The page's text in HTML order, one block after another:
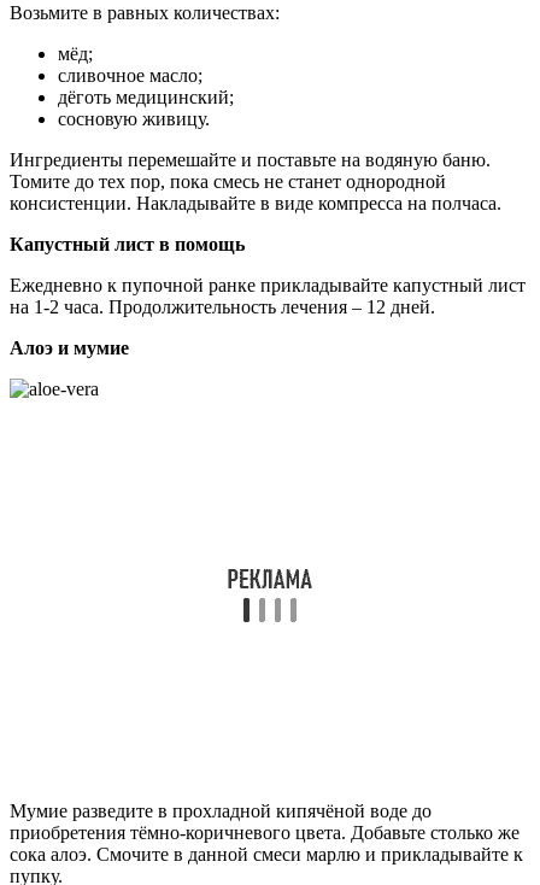
Возьмите в равных количествах:
мёд;
сливочное масло;
дёготь медицинский;
сосновую живицу.
Ингредиенты перемешайте и поставьте на водяную баню.
Томите до тех пор, пока смесь не станет однородной
консистенции. Накладывайте в виде компресса на полчаса.
Капустный лист в помощь
Ежедневно к пупочной ранке прикладывайте капустный лист
на 1-2 часа. Продолжительность лечения – 12 дней.
Алоэ и мумие
Мумие разведите в прохладной кипячёной воде до
приобретения тёмно-коричневого цвета. Добавьте столько же
сока алоэ. Смочите в данной смеси марлю и прикладывайте к
пупку.